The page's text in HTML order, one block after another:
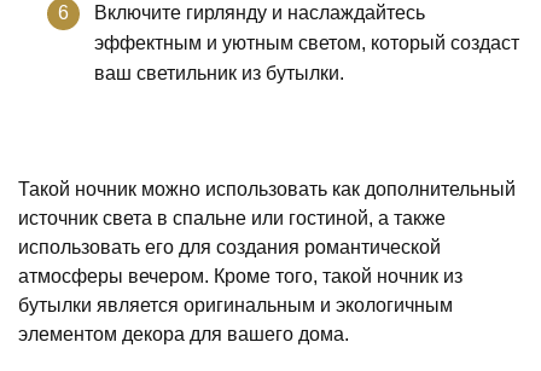
Включите гирлянду и наслаждайтесь
эффектным и уютным светом, который создаст
ваш светильник из бутылки.
Такой ночник можно использовать как дополнительный
источник света в спальне или гостиной, а также
использовать его для создания романтической
атмосферы вечером. Кроме того, такой ночник из
бутылки является оригинальным и экологичным
элементом декора для вашего дома.